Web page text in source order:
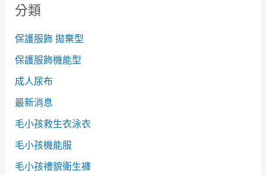
分類
保護服飾 拋棄型
保護服飾機能型
成人尿布
最新消息
毛小孩救生衣泳衣
毛小孩機能服
毛小孩禮貌衛生褲